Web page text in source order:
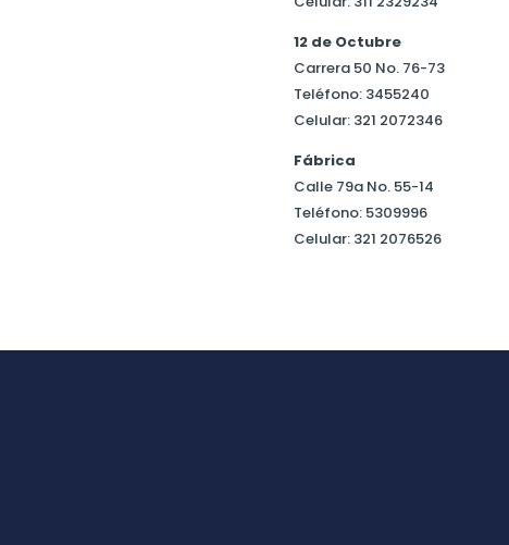
12 de Octubre
Carrera 50 No. 76-73
Teléfono: 3455240
Celular: 321 2072346
Fábrica
Calle 79a No. 55-14
Teléfono: 5309996
Celular: 321 2076526